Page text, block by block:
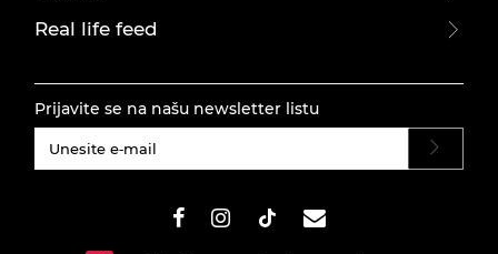
Real life feed
Prijavite se na našu newsletter listu